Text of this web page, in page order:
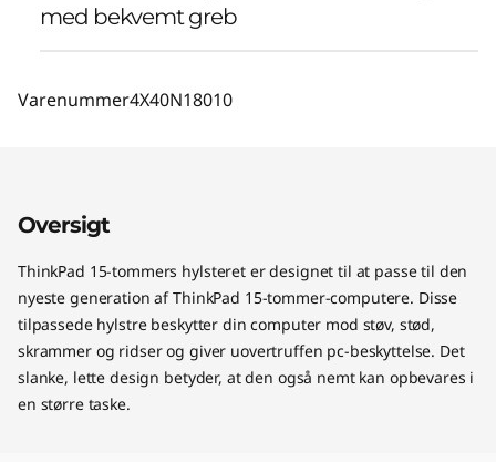
med bekvemt greb
Varenummer4X40N18010
Oversigt
ThinkPad 15-tommers hylsteret er designet til at passe til den
nyeste generation af ThinkPad 15-tommer-computere. Disse
tilpassede hylstre beskytter din computer mod støv, stød,
skrammer og ridser og giver uovertruffen pc-beskyttelse. Det
slanke, lette design betyder, at den også nemt kan opbevares i
en større taske.